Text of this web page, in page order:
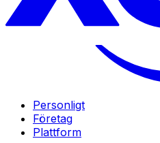
Personligt
Företag
Plattform